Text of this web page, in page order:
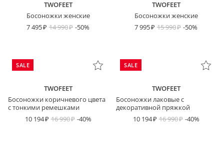
TWOFEET
Босоножки женские
7 495
14 990 -50%
TWOFEET
Босоножки женские
7 995
15 990 -50%
SALE
TWOFEET
Босоножки коричневого цвета
с тонкими ремешками
10 194
16 990 -40%
SALE
TWOFEET
Босоножки лаковые с
декоративной пряжкой
10 194
16 990 -40%